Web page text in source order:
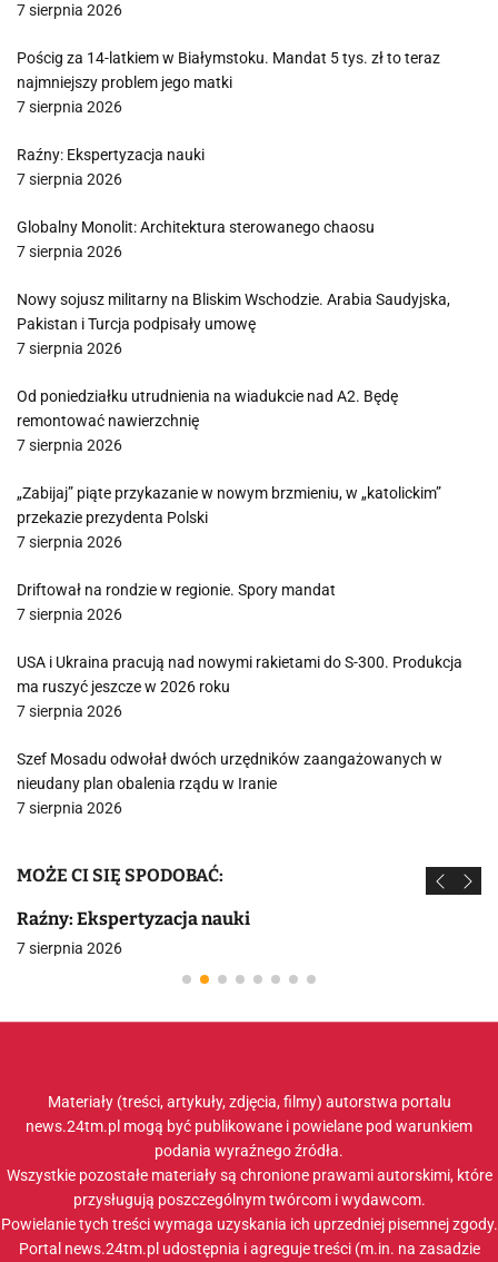
7 sierpnia 2026
Pościg za 14-latkiem w Białymstoku. Mandat 5 tys. zł to teraz
najmniejszy problem jego matki
7 sierpnia 2026
Raźny: Ekspertyzacja nauki
7 sierpnia 2026
Globalny Monolit: Architektura sterowanego chaosu
7 sierpnia 2026
Nowy sojusz militarny na Bliskim Wschodzie. Arabia Saudyjska,
Pakistan i Turcja podpisały umowę
7 sierpnia 2026
Od poniedziałku utrudnienia na wiadukcie nad A2. Będę
remontować nawierzchnię
7 sierpnia 2026
„Zabijaj” piąte przykazanie w nowym brzmieniu, w „katolickim”
przekazie prezydenta Polski
7 sierpnia 2026
Driftował na rondzie w regionie. Spory mandat
7 sierpnia 2026
USA i Ukraina pracują nad nowymi rakietami do S-300. Produkcja
ma ruszyć jeszcze w 2026 roku
7 sierpnia 2026
Szef Mosadu odwołał dwóch urzędników zaangażowanych w
nieudany plan obalenia rządu w Iranie
7 sierpnia 2026
MOŻE CI SIĘ SPODOBAĆ:
Raźny: Ekspertyzacja nauki
7 sierpnia 2026
Materiały (treści, artykuły, zdjęcia, filmy) autorstwa portalu
news.24tm.pl mogą być publikowane i powielane pod warunkiem
podania wyraźnego źródła.
Wszystkie pozostałe materiały są chronione prawami autorskimi, które
przysługują poszczególnym twórcom i wydawcom.
Powielanie tych treści wymaga uzyskania ich uprzedniej pisemnej zgody.
Portal news.24tm.pl udostępnia i agreguje treści (m.in. na zasadzie